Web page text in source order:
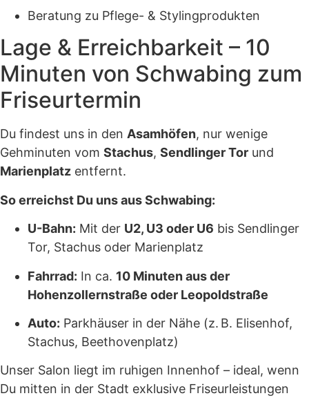
Beratung zu Pflege- & Stylingprodukten
Lage & Erreichbarkeit – 10
Minuten von Schwabing zum
Friseurtermin
Du findest uns in den Asamhöfen, nur wenige
Gehminuten vom Stachus, Sendlinger Tor und
Marienplatz entfernt.
So erreichst Du uns aus Schwabing:
U-Bahn: Mit der U2, U3 oder U6 bis Sendlinger
Tor, Stachus oder Marienplatz
Fahrrad: In ca. 10 Minuten aus der
Hohenzollernstraße oder Leopoldstraße
Auto: Parkhäuser in der Nähe (z. B. Elisenhof,
Stachus, Beethovenplatz)
Unser Salon liegt im ruhigen Innenhof – ideal, wenn
Du mitten in der Stadt exklusive Friseurleistungen